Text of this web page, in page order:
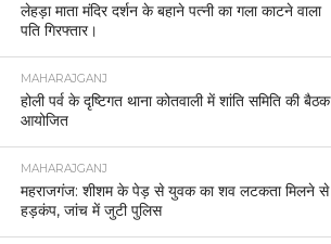
लेहड़ा माता मंदिर दर्शन के बहाने पत्नी का गला काटने वाला
पति गिरफ्तार।
MAHARAJGANJ
होली पर्व के दृष्टिगत थाना कोतवाली में शांति समिति की बैठक
आयोजित
MAHARAJGANJ
महराजगंज: शीशम के पेड़ से युवक का शव लटकता मिलने से
हड़कंप, जांच में जुटी पुलिस